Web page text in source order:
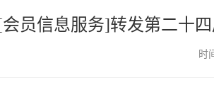
员信息服务]转发第二十
时